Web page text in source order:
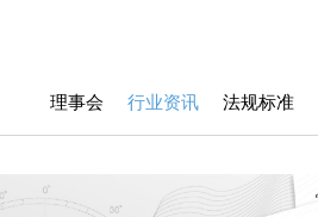
理事会 行业资讯 法规标准